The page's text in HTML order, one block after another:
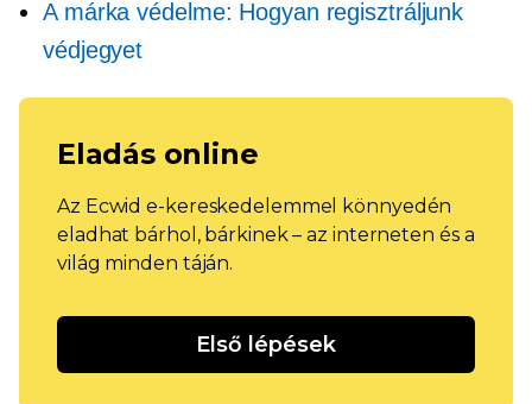
A márka védelme: Hogyan regisztráljunk
védjegyet
Eladás online
Az Ecwid e-kereskedelemmel könnyedén
eladhat bárhol, bárkinek – az interneten és a
világ minden táján.
Első lépések